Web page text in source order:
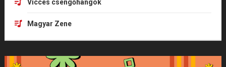
Vicces csengőhangok
Magyar Zene